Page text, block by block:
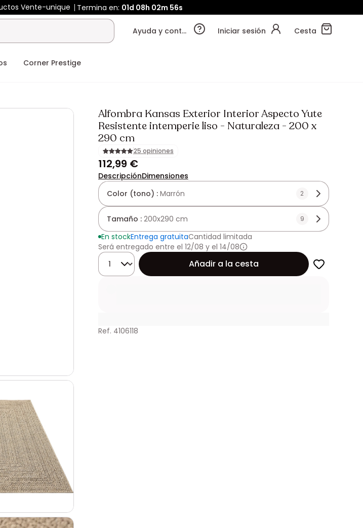
Vente-unique Termina en: 01d 08h 02m 55s
Ayuda y contacto Iniciar sesión Cesta
Corner Prestige
Alfombra Kansas Exterior Interior Aspecto Yute
Resistente intemperie liso - Naturaleza - 200 x
290 cm
25 opiniones
112,99 €
DescripciónDimensiones
Color (tono) : Marrón 2
Tamaño : 200x290 cm 9
En stockEntrega gratuitaCantidad limitada
Será entregado entre el 12/08 y el 14/08
Cantidad
Añadir a la cesta
Ref. 4106118